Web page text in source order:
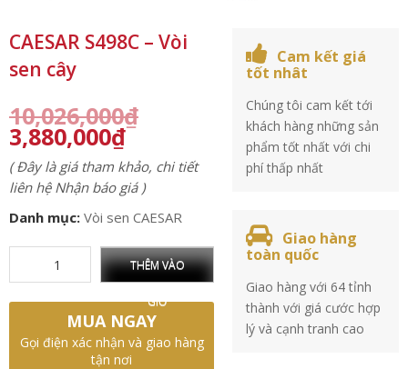
CAESAR S498C – Vòi
sen cây
10,026,000₫
3,880,000₫
( Đây là giá tham khảo, chi tiết
liên hệ Nhận báo giá )
Danh mục: Vòi sen CAESAR
THÊM VÀO
GIỎ
MUA NGAY
Gọi điện xác nhận và giao hàng
tận nơi
Cam kết giá
tốt nhât
Chúng tôi cam kết tới
khách hàng những sản
phẩm tốt nhất với chi
phí thấp nhất
Giao hàng
toàn quốc
Giao hàng với 64 tỉnh
thành với giá cước hợp
lý và cạnh tranh cao